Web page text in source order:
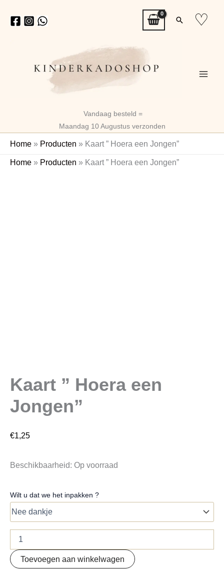
naar
Zoeken
♡
Vandaag besteld =
Maandag 10 Augustus verzonden
Home » Producten » Kaart ” Hoera een Jongen”
Home » Producten » Kaart ” Hoera een Jongen”
Kaart ” Hoera een
Jongen”
€1,25
Beschikbaarheid: Op voorraad
Wilt u dat we het inpakken ?
Kaart
Toevoegen aan winkelwagen